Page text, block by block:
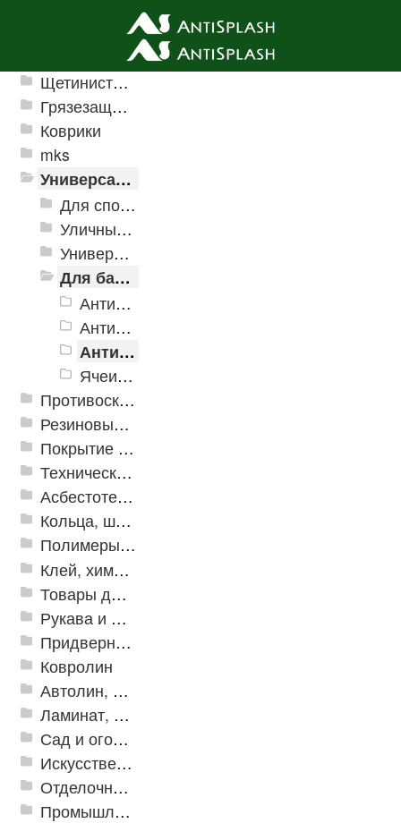
Ячеистые грязезащитные покрытия
Щетинистые покрытия
Грязезащитные, влаговпитывающие покрытия
Коврики
mks
Универсальные модульные покрытия
Для спортивных объектов
Уличные и грязезащитные покрытия
Универсальное напольное покрытие
Для бассейнов и аквапарков
Антискользящее дренажное покрытие Aqua
Антискользящее дренажное покрытие Aqua Marine
Антискользящее дренажное покрытие Aqua Stone
Ячеистые модульное покрытие Ultima
Противоскользящая защита для лестниц, профили, ленты
Резиновые и ПВХ дорожки
Покрытие из резиновой крошки
Техническая резина
Асбестотехнические и теплоизоляционные материалы
Кольца, шайбы, манжеты
Полимеры и пластики
Клей, химия, сопутствующие товары
Товары для дома
Рукава и шланги промышленные
Придверные решетки
Ковролин
Автолин, Транслин, Линолеум
Ламинат, Кварцвиниловая плитка SPC
Сад и огород
Искусственная трава
Отделочные профили
Промышленный текстиль